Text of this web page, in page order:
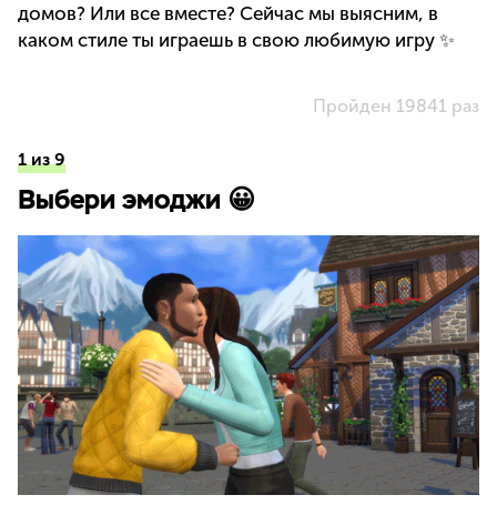
домов? Или все вместе? Сейчас мы выясним, в
каком стиле ты играешь в свою любимую игру ✨
Пройден 19841 раз
1 из 9
Выбери эмоджи 😀